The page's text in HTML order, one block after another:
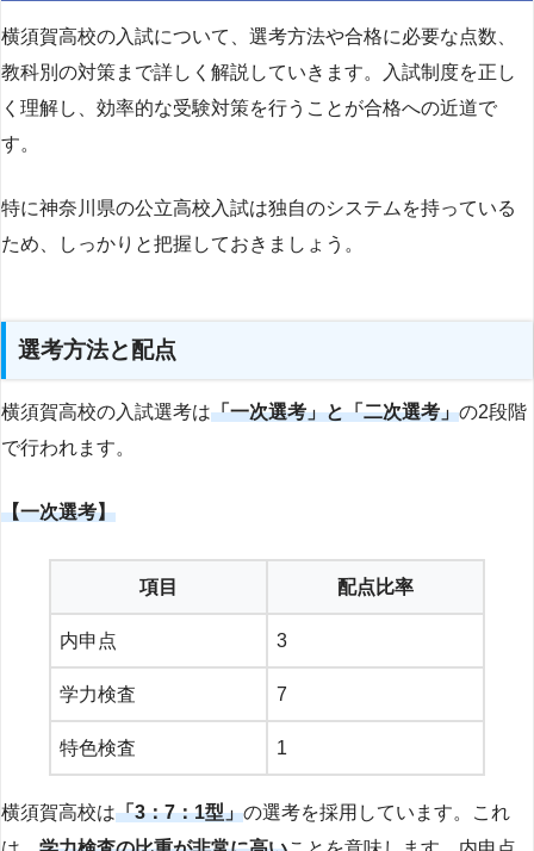
横須賀高校の入試について、選考方法や合格に必要な点数、
教科別の対策まで詳しく解説していきます。入試制度を正し
く理解し、効率的な受験対策を行うことが合格への近道で
す。
特に神奈川県の公立高校入試は独自のシステムを持っている
ため、しっかりと把握しておきましょう。
選考方法と配点
横須賀高校の入試選考は「一次選考」と「二次選考」の2段階
で行われます。
【一次選考】
項目 配点比率
内申点 3
学力検査 7
特色検査 1
横須賀高校は「3：7：1型」の選考を採用しています。これ